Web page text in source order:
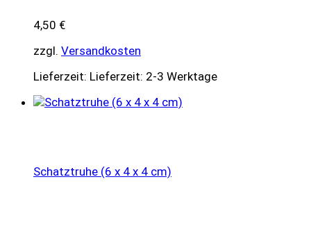
4,50 €
zzgl. Versandkosten
Lieferzeit: Lieferzeit: 2-3 Werktage
Schatztruhe (6 x 4 x 4 cm)